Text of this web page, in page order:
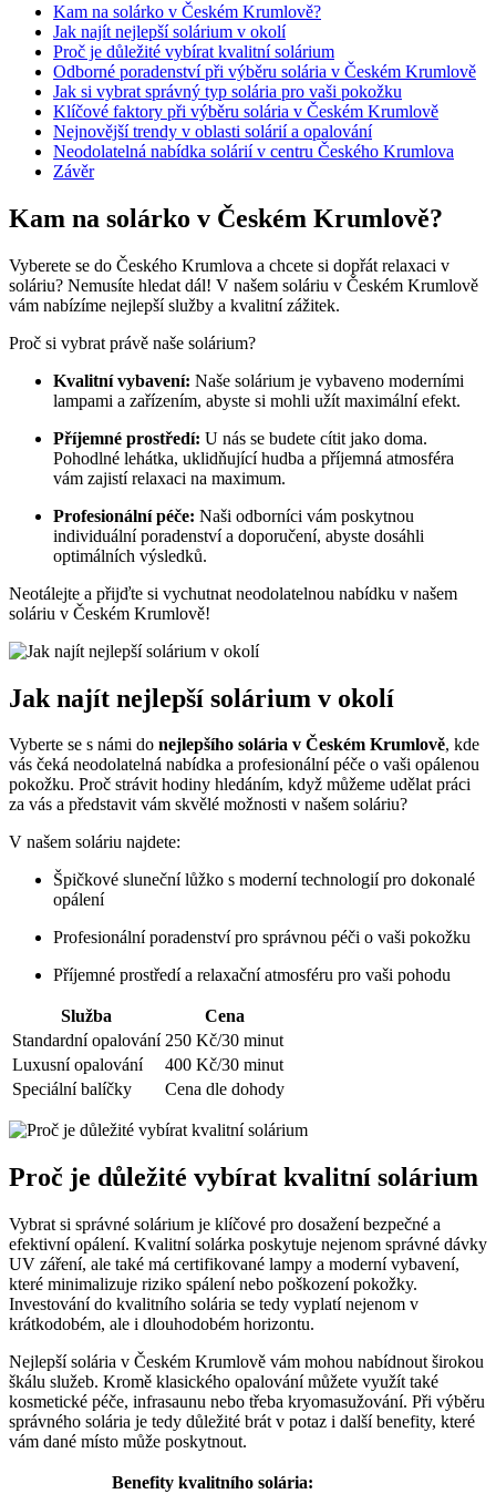
Kam⁤ na solárko v ​Českém​ Krumlově?
Jak ‌najít nejlepší solárium v okolí
Proč ⁣je⁤ důležité ‌vybírat kvalitní solárium
Odborné poradenství při výběru solária v Českém ‍Krumlově
Jak si⁣ vybrat ⁣správný typ solária pro vaši pokožku
Klíčové faktory při ​výběru solária v⁤ Českém⁤ Krumlově
Nejnovější trendy v oblasti⁢ solárií a opalování
Neodolatelná⁣ nabídka‌ solárií v centru Českého Krumlova
Závěr
Kam⁤ na solárko v ​Českém​ Krumlově?
Vyberete se ⁣do Českého Krumlova a chcete si dopřát relaxaci ⁤v
soláriu? Nemusíte hledat dál! V našem soláriu v Českém⁤ Krumlově
⁣vám nabízíme nejlepší služby a kvalitní zážitek.
Proč si vybrat právě naše solárium?
Kvalitní vybavení: Naše ⁤solárium je vybaveno moderními
lampami​ a zařízením,‍ abyste si mohli užít maximální ​efekt.
Příjemné prostředí: ⁣U nás se budete cítit jako doma.
Pohodlné‍ lehátka,⁤ uklidňující hudba a příjemná atmosféra ​
vám zajistí relaxaci na ‍maximum.
Profesionální péče: Naši odborníci vám poskytnou
individuální poradenství a ‌doporučení,⁣ abyste ‍dosáhli
optimálních výsledků.
Neotálejte a přijďte si vychutnat neodolatelnou ⁤nabídku v našem
soláriu⁣ v Českém Krumlově!
Jak ‌najít nejlepší solárium v okolí
Vyberte se s námi do⁤ nejlepšího ⁤solária ​v Českém​ Krumlově, kde
vás ⁤čeká neodolatelná nabídka a profesionální péče o vaši opálenou
pokožku.⁣ Proč strávit hodiny hledáním, když můžeme udělat práci
⁢za vás a ‍představit ‌vám⁤ skvělé možnosti‍ v našem soláriu?
V našem soláriu najdete:
Špičkové ‌sluneční lůžko s moderní technologií ⁤pro​ dokonalé
opálení
Profesionální poradenství⁢ pro správnou péči o vaši pokožku
Příjemné⁢ prostředí a relaxační ‍atmosféru pro vaši​ pohodu
Služba
Cena
Standardní opalování 250 Kč/30 minut
Luxusní ‌opalování
400‍ Kč/30 minut
Speciální balíčky
Cena dle dohody
Proč ⁣je⁤ důležité ‌vybírat kvalitní solárium
Vybrat si správné solárium je klíčové⁤ pro ⁤dosažení bezpečné a
efektivní opálení. ​Kvalitní ‌solárka poskytuje ⁣nejenom správné dávky
UV záření, ale také má certifikované lampy ⁤a moderní⁢ vybavení,
které minimalizuje riziko spálení nebo poškození pokožky.
Investování do kvalitního solária se tedy vyplatí nejenom​ v​
krátkodobém, ale ⁣i dlouhodobém horizontu.
Nejlepší solária⁢ v Českém Krumlově vám mohou ⁢nabídnout širokou​
škálu ‍služeb. Kromě⁤ klasického opalování můžete využít také
kosmetické péče, infrasaunu​ nebo⁣ třeba⁢ kryomasužování. Při výběru
správného solária je tedy důležité brát v potaz i ‌další benefity,‌ které
vám ⁤dané⁣ místo může poskytnout.
Benefity kvalitního ​solária: